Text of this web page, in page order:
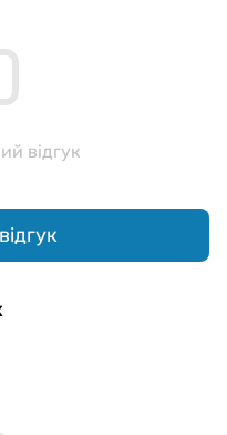
відгук